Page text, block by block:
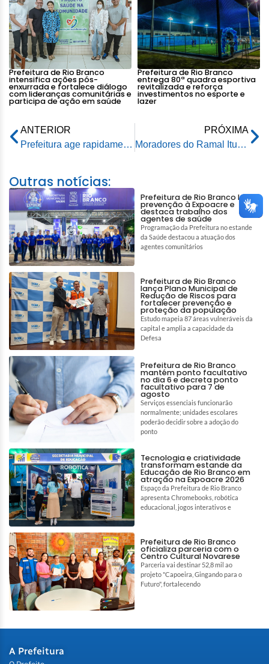
Prefeitura de Rio Branco
intensifica ações pós-
enxurrada e fortalece diálogo
com lideranças comunitárias e
participa de ação em saúde
Prefeitura de Rio Branco
entrega 80ª quadra esportiva
revitalizada e reforça
investimentos no esporte e
lazer
ANTERIOR
Prefeitura age rapidamente e realiza manutenção dos sistemas de abastecimento de água da capital
PRÓXIMA
Moradores do Ramal Itucumã agradecem à gestão pela pavimentação no local
Outras notícias:
Prefeitura de Rio Branco leva
prevenção à Expoacre e
destaca trabalho dos
agentes de saúde
Programação da Prefeitura no estande
da Saúde destacou a atuação dos
agentes comunitários
Prefeitura de Rio Branco
lança Plano Municipal de
Redução de Riscos para
fortalecer prevenção e
proteção da população
Estudo mapeia 87 áreas vulneráveis da
capital e amplia a capacidade da
Defesa
Prefeitura de Rio Branco
mantém ponto facultativo
no dia 6 e decreta ponto
facultativo para 7 de
agosto
Serviços essenciais funcionarão
normalmente; unidades escolares
poderão decidir sobre a adoção do
ponto
Tecnologia e criatividade
transformam estande da
Educação de Rio Branco em
atração na Expoacre 2026
Espaço da Prefeitura de Rio Branco
apresenta Chromebooks, robótica
educacional, jogos interativos e
Prefeitura de Rio Branco
oficializa parceria com o
Centro Cultural Novarese
Parceria vai destinar 52,8 mil ao
projeto "Capoeira, Gingando para o
Futuro", fortalecendo
A Prefeitura